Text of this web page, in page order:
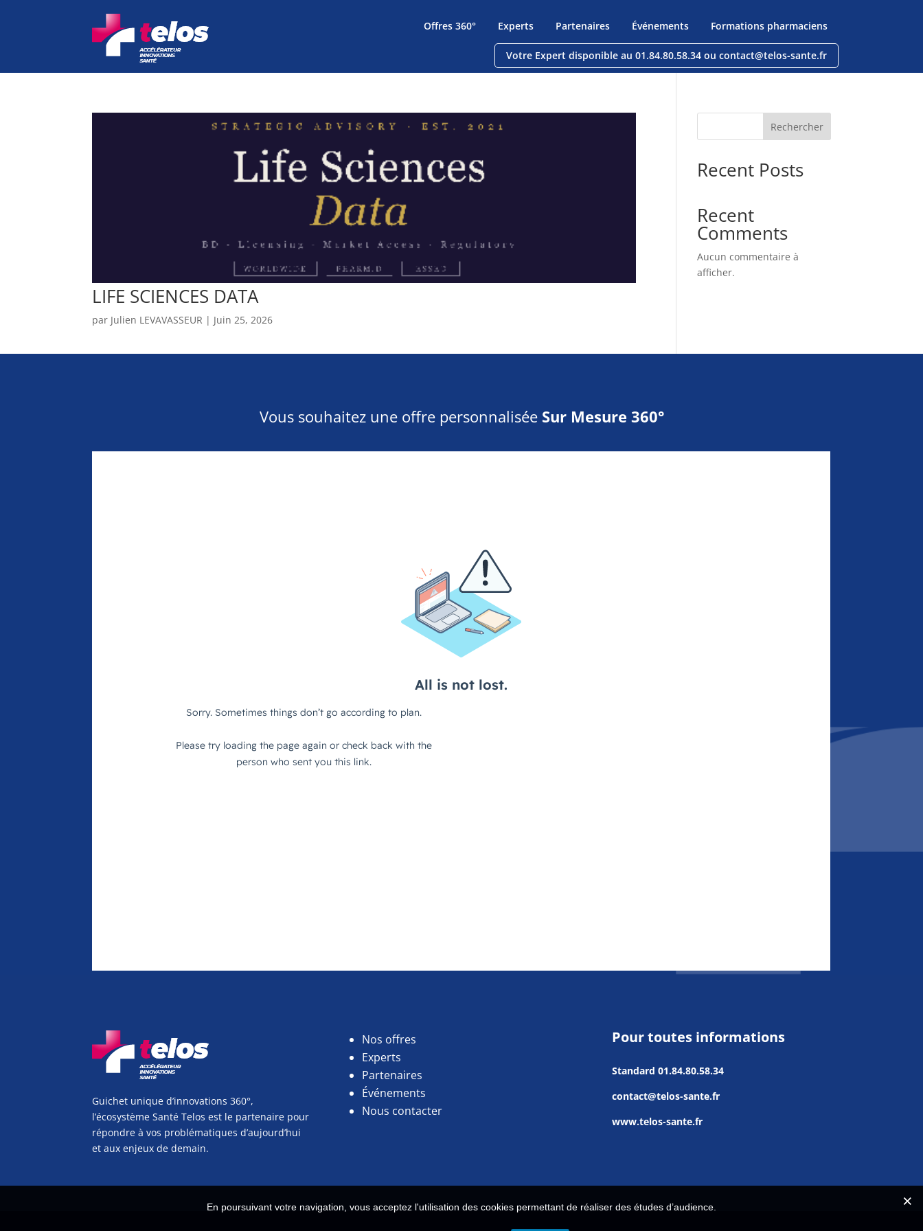
Offres 360° Experts Partenaires Événements Formations pharmaciens
Votre Expert disponible au 01.84.80.58.34 ou contact@telos-sante.fr
LIFE SCIENCES DATA
par Julien LEVAVASSEUR | Juin 25, 2026
Rechercher
Recent Posts
Recent
Comments
Aucun commentaire à
afficher.
Vous souhaitez une offre personnalisée Sur Mesure 360°
Guichet unique d’innovations 360°,
l’écosystème Santé Telos est le partenaire pour
répondre à vos problématiques d’aujourd’hui
et aux enjeux de demain.
Nos offres
Experts
Partenaires
Événements
Nous contacter
Pour toutes informations
Standard 01.84.80.58.34
contact@telos-sante.fr
www.telos-sante.fr
En poursuivant votre navigation, vous acceptez l'utilisation des cookies permettant de réaliser des études d’audience.